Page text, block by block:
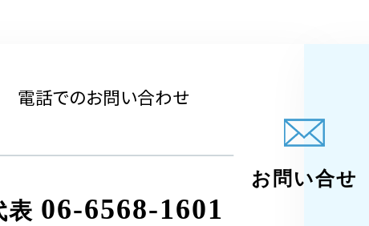
電話でのお問い合わせ
表 06-6568-1601
お問い合せ